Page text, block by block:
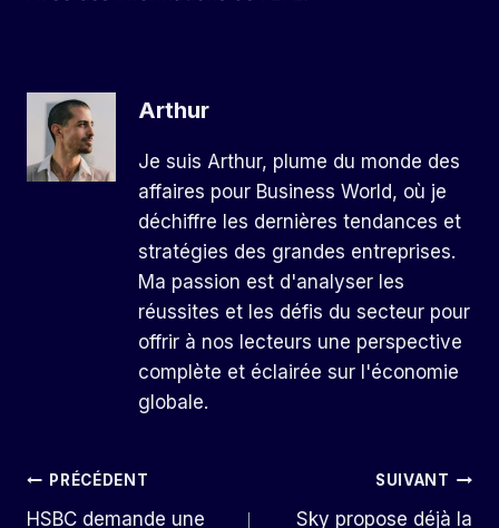
Arthur
Je suis Arthur, plume du monde des
affaires pour Business World, où je
déchiffre les dernières tendances et
stratégies des grandes entreprises.
Ma passion est d'analyser les
réussites et les défis du secteur pour
offrir à nos lecteurs une perspective
complète et éclairée sur l'économie
globale.
Navigation
PRÉCÉDENT
HSBC demande une
SUIVANT
Sky propose déjà la